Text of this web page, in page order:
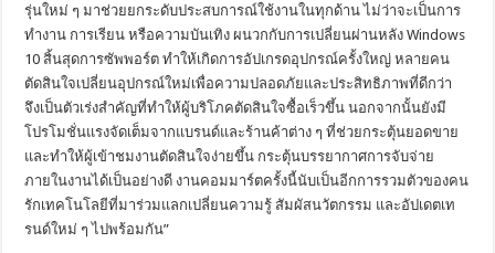
รุ่นใหม่ ๆ มาช่วยยกระดับประสบการณ์ใช้งานในทุกด้าน ไม่ว่าจะเป็นการ
ทำงาน การเรียน หรือความบันเทิง ผนวกกับการเปลี่ยนผ่านหลัง Windows
10 สิ้นสุดการซัพพอร์ต ทำให้เกิดการอัปเกรดอุปกรณ์ครั้งใหญ่ หลายคน
ตัดสินใจเปลี่ยนอุปกรณ์ใหม่เพื่อความปลอดภัยและประสิทธิภาพที่ดีกว่า
จึงเป็นตัวเร่งสำคัญที่ทำให้ผู้บริโภคตัดสินใจซื้อเร็วขึ้น นอกจากนั้นยังมี
โปรโมชั่นแรงจัดเต็มจากแบรนด์และร้านค้าต่าง ๆ ที่ช่วยกระตุ้นยอดขาย
และทำให้ผู้เข้าชมงานตัดสินใจง่ายขึ้น กระตุ้นบรรยากาศการจับจ่าย
ภายในงานได้เป็นอย่างดี งานคอมมาร์ตครั้งนี้นับเป็นอีกการรวมตัวของคน
รักเทคโนโลยีที่มาร่วมแลกเปลี่ยนความรู้ สัมผัสนวัตกรรม และอัปเดตเท
รนด์ใหม่ ๆ ไปพร้อมกัน”